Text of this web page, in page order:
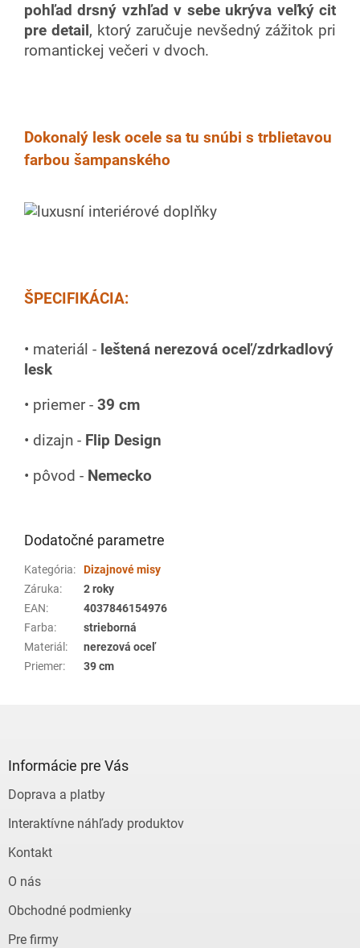
pohľad drsný vzhľad v sebe ukrýva veľký cit
pre detail , ktorý zaručuje nevšedný zážitok pri
romantickej večeri v dvoch.
Dokonalý lesk ocele sa tu snúbi s trblietavou
farbou šampanského
ŠPECIFIKÁCIA:
• materiál - leštená nerezová oceľ/zdrkadlový
lesk
• priemer - 39 cm
• dizajn - Flip Design
• pôvod - Nemecko
Dodatočné parametre
Kategória:
Dizajnové misy
Záruka:
2 roky
EAN:
4037846154976
Farba:
strieborná
Materiál:
nerezová oceľ
Priemer: 39 cm
Informácie pre Vás
Doprava a platby
Interaktívne náhľady produktov
Kontakt
O nás
Obchodné podmienky
Pre firmy